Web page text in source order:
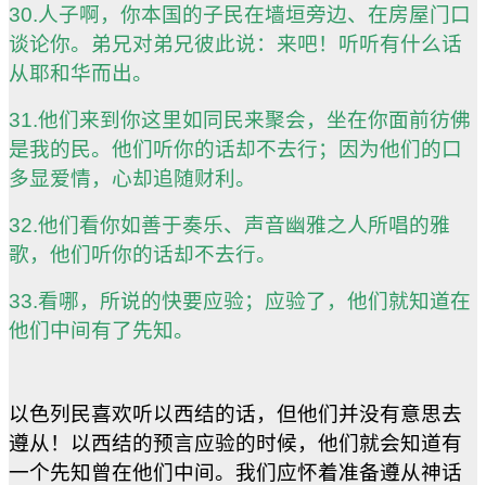
30.人子啊，你本国的子民在墙垣旁边、在房屋门口
谈论你。弟兄对弟兄彼此说：来吧！听听有什么话
从耶和华而出。
31.他们来到你这里如同民来聚会，坐在你面前彷佛
是我的民。他们听你的话却不去行；因为他们的口
多显爱情，心却追随财利。
32.他们看你如善于奏乐、声音幽雅之人所唱的雅
歌，他们听你的话却不去行。
33.看哪，所说的快要应验；应验了，他们就知道在
他们中间有了先知。
以色列民喜欢听以西结的话，但他们并没有意思去
遵从！以西结的预言应验的时候，他们就会知道有
一个先知曾在他们中间。我们应怀着准备遵从神话